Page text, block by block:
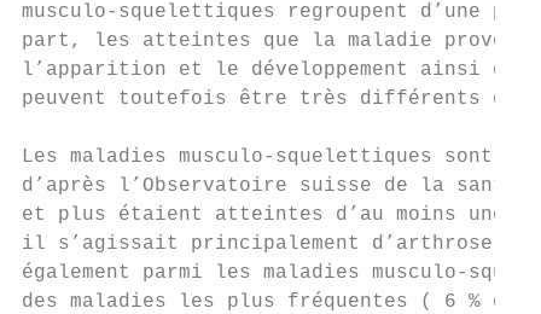
musculo-squelettiques regroupent d’une
part, les atteintes que la maladie
l’apparition et le développement ainsi que
peuvent toutefois être très différents
Les maladies musculo-squelettiques sont
d’après l’Observatoire suisse de la santé (
et plus étaient atteintes d’au moins une
il s’agissait principalement d’arthrose ou
également parmi les maladies musculo-
des maladies les plus fréquentes ( 6 % de